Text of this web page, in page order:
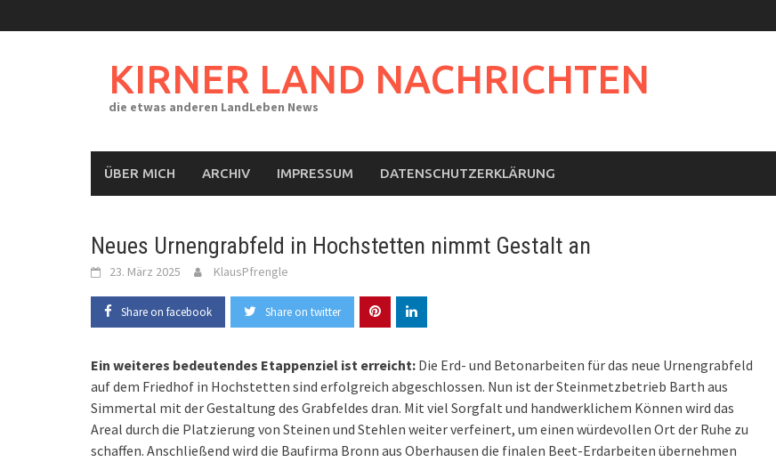
to
KIRNER LAND NACHRICHTEN
die etwas anderen LandLeben News
ÜBER MICH ARCHIV IMPRESSUM DATENSCHUTZERKLÄRUNG
Neues Urnengrabfeld in Hochstetten nimmt Gestalt an
23. März 2025 KlausPfrengle
Share on facebook Share on twitter
Ein weiteres bedeutendes Etappenziel ist erreicht: Die Erd- und Betonarbeiten für das neue Urnengrabfeld
auf dem Friedhof in Hochstetten sind erfolgreich abgeschlossen. Nun ist der Steinmetzbetrieb Barth aus
Simmertal mit der Gestaltung des Grabfeldes dran. Mit viel Sorgfalt und handwerklichem Können wird das
Areal durch die Platzierung von Steinen und Stehlen weiter verfeinert, um einen würdevollen Ort der Ruhe zu
schaffen. Anschließend wird die Baufirma Bronn aus Oberhausen die finalen Beet-Erdarbeiten übernehmen